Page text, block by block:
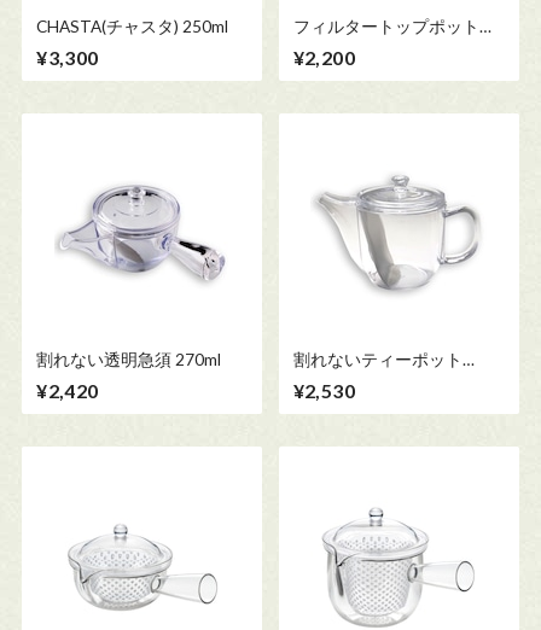
CHASTA(チャスタ) 250ml
¥3,300
フィルタートップポット
¥2,200
割れない透明急須 270ml
¥2,420
割れないティーポット
¥2,530